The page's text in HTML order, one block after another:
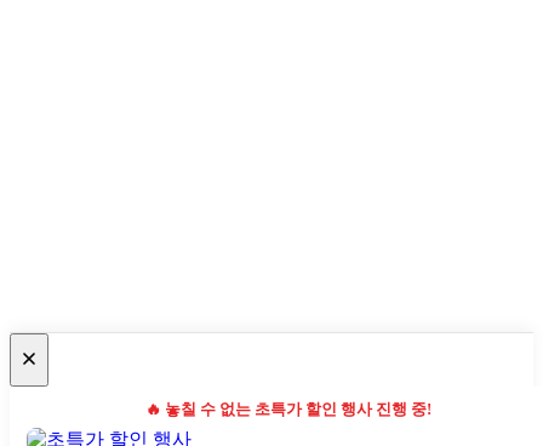
🔥 놓칠 수 없는 초특가 할인 행사 진행 중!